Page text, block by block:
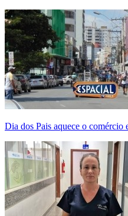
Dia dos Pais aquece o comércio